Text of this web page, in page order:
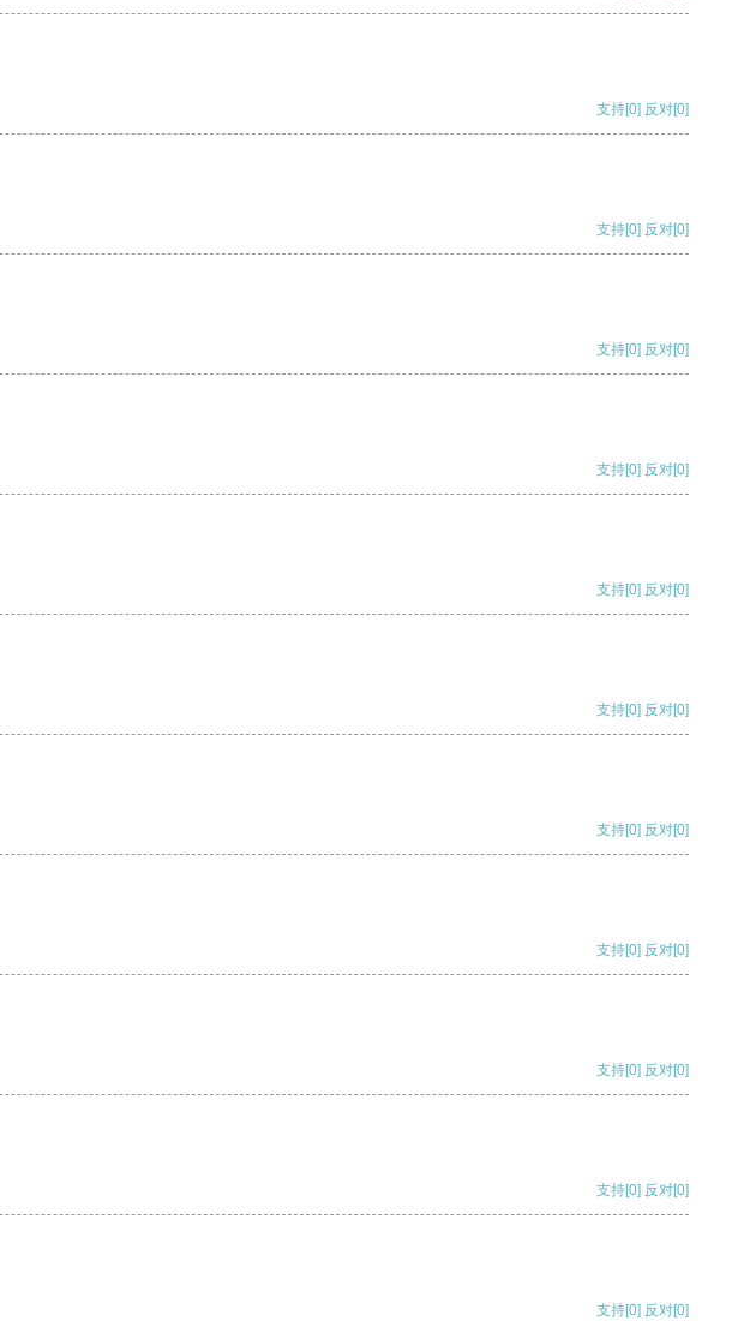
支持[0] 反对[0]
支持[0] 反对[0]
支持[0] 反对[0]
支持[0] 反对[0]
支持[0] 反对[0]
支持[0] 反对[0]
支持[0] 反对[0]
支持[0] 反对[0]
支持[0] 反对[0]
支持[0] 反对[0]
支持[0] 反对[0]